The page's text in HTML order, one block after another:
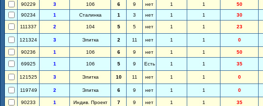
90229 3 106 6 9 нет 1 1 50
90234
1 Сталинка 1 3 нет 1 1 30
111337 2 104 5 5 нет 1 1 23
121324 3 Элитка 2 11 нет 1 1 0
90236 1 106 6 9 нет 1 1 50
69925 1 106 5 9 Есть 1 1 35
121525 3 Элитка 10 11 нет 1 1 0
119749 2 Элитка 6 9 нет 1 1 0
90233 1 Индив. Проект 7 9 нет 1 1 35